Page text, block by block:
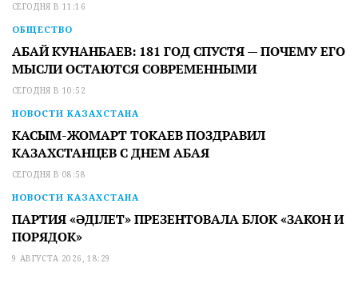
СЕГОДНЯ В 11:16
ОБЩЕСТВО
АБАЙ КУНАНБАЕВ: 181 ГОД СПУСТЯ — ПОЧЕМУ ЕГО
МЫСЛИ ОСТАЮТСЯ СОВРЕМЕННЫМИ
СЕГОДНЯ В 10:52
НОВОСТИ КАЗАХСТАНА
КАСЫМ-ЖОМАРТ ТОКАЕВ ПОЗДРАВИЛ
КАЗАХСТАНЦЕВ С ДНЕМ АБАЯ
СЕГОДНЯ В 08:58
НОВОСТИ КАЗАХСТАНА
ПАРТИЯ «ӘДІЛЕТ» ПРЕЗЕНТОВАЛА БЛОК «ЗАКОН И
ПОРЯДОК»
9 АВГУСТА 2026, 18:29